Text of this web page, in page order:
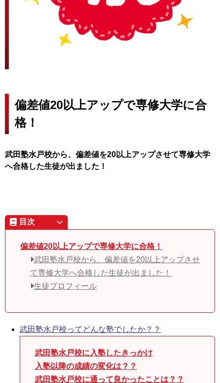
偏差値20以上アップで専修大学に合
格！
武田塾水戸校から、偏差値を20以上アップさせて専修大学
へ合格した生徒が出ました！
目次
偏差値20以上アップで専修大学に合格！
武田塾水戸校から、偏差値を20以上アップさせ
て専修大学へ合格した生徒が出ました！
生徒プロフィール
武田塾水戸校ってどんな塾でしたか？？
武田塾水戸校に入塾したきっかけ
入塾以降の成績の変化は？？
武田塾水戸校に通って良かったことは？？